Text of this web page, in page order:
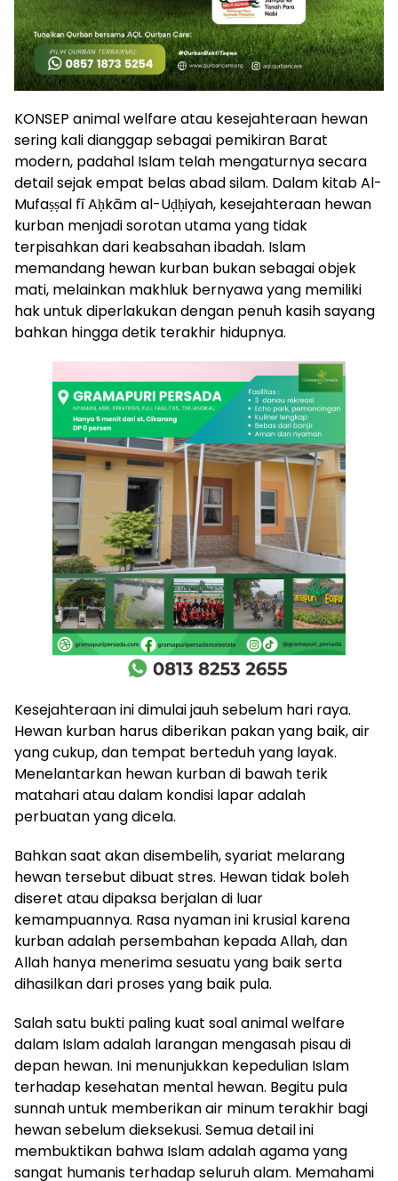
KONSEP animal welfare atau kesejahteraan hewan
sering kali dianggap sebagai pemikiran Barat
modern, padahal Islam telah mengaturnya secara
detail sejak empat belas abad silam. Dalam kitab Al-
Mufaṣṣal fī Aḥkām al-Uḍḥiyah, kesejahteraan hewan
kurban menjadi sorotan utama yang tidak
terpisahkan dari keabsahan ibadah. Islam
memandang hewan kurban bukan sebagai objek
mati, melainkan makhluk bernyawa yang memiliki
hak untuk diperlakukan dengan penuh kasih sayang
bahkan hingga detik terakhir hidupnya.
Kesejahteraan ini dimulai jauh sebelum hari raya.
Hewan kurban harus diberikan pakan yang baik, air
yang cukup, dan tempat berteduh yang layak.
Menelantarkan hewan kurban di bawah terik
matahari atau dalam kondisi lapar adalah
perbuatan yang dicela.
Bahkan saat akan disembelih, syariat melarang
hewan tersebut dibuat stres. Hewan tidak boleh
diseret atau dipaksa berjalan di luar
kemampuannya. Rasa nyaman ini krusial karena
kurban adalah persembahan kepada Allah, dan
Allah hanya menerima sesuatu yang baik serta
dihasilkan dari proses yang baik pula.
Salah satu bukti paling kuat soal animal welfare
dalam Islam adalah larangan mengasah pisau di
depan hewan. Ini menunjukkan kepedulian Islam
terhadap kesehatan mental hewan. Begitu pula
sunnah untuk memberikan air minum terakhir bagi
hewan sebelum dieksekusi. Semua detail ini
membuktikan bahwa Islam adalah agama yang
sangat humanis terhadap seluruh alam. Memahami